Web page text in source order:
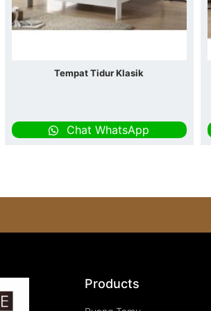
Tempat Tidur Klasik
Chat WhatsApp
Products